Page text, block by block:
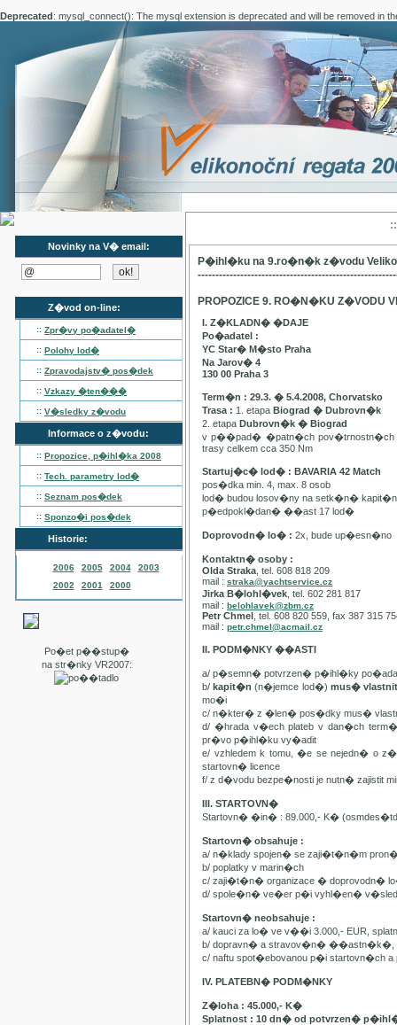
Deprecated: mysql_connect(): The mysql extension is deprecated and will be removed in
Novinky na V� email:
Z�vod on-line:
:: Zpr�vy po�adatel�
:: Polohy lod�
:: Zpravodajstv� pos�dek
:: Vzkazy �ten���
:: V�sledky z�vodu
Informace o z�vodu:
:: Propozice, p�ihl�ka 2008
:: Tech. parametry lod�
:: Seznam pos�dek
:: Sponzo�i pos�dek
Historie:
2006 2005 2004
2003
2002
2001 2000
Po�et p��stup�
na str�nky VR2007:
P�ihl�ku na 9.ro�n�k z�vodu
PROPOZICE 9. RO�N�KU Z�VODU
I. Z�KLADN� �DAJE
Po�adatel :
YC Star� M�sto Praha
Na Jarov� 4
130 00 Praha 3
Term�n : 29.3. � 5.4.2008, Chorvatsko
Trasa : 1. etapa Biograd � Dubrovn�k
2. etapa Dubrovn�k � Biograd
v p��pad� �patn�ch pov�trnostn�ch
trasy celkem cca 350 Nm
Startuj�c� lod� : BAVARIA 42 Match
pos�dka min. 4, max. 8 osob
lod� budou losov�ny na setk�n�
p�edpokl�dan� ��ast 17 lod�
Doprovodn� lo� : 2x, bude up�esn�no
Kontaktn� osoby :
Olda Straka , tel. 608 818 209
mail : straka@yachtservice.cz
Jirka B�lohl�vek , tel. 602 281 817
mail : belohlavek@zbm.cz
Petr Chmel , tel. 608 820 559, fax 387 315
mail : petr.chmel@acmail.cz
II. PODM�NKY ��ASTI
a/ p�semn� potvrzen� p�ihl�ky
b/kapit�n(n�jemce lod�) mus�
mo�i
c/ n�kter� z �len� pos�dky mus�
d/ �hrada v�ech plateb v dan�ch
pr�vo p�ihl�ku vy�adit
e/ vzhledem k tomu, �e se nejedn� o
startovn� licence
f/ z d�vodu bezpe�nosti je nutn� zajistit
III. STARTOVN�
Startovn� �in� : 89.000,- K�
Startovn� obsahuje :
a/ n�klady spojen� se zaji�t�n�m
b/ poplatky v marin�ch
c/ zaji�t�n� organizace � doprovodn�
d/ spole�n� ve�er p�i vyhl�en�
Startovn� neobsahuje :
a/ kauci za lo� ve v��i 3.000,- EUR,
b/ dopravn� a stravov�n� ��astn�k�,
c/ naftu spot�ebovanou p�i startovn�ch
IV. PLATEBN� PODM�NKY
Z�loha : 45.000,- K�
Splatnost : 10 dn� od potvrzen�